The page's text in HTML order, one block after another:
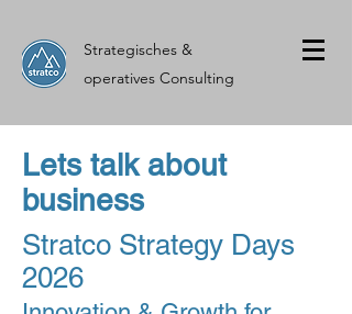
Strategisches &
operatives Consulting
Lets talk about
business
Stratco Strategy Days
2026